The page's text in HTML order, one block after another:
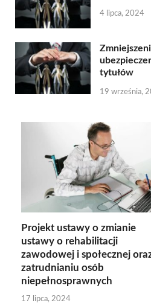
4 lipca, 2024
tytułów
19 września,
Projekt ustawy o zmianie
ustawy o rehabilitacji
zawodowej i społecznej
zatrudnianiu osób
niepełnosprawnych
17 lipca, 2024